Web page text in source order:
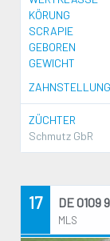
KÖRUNG
SCRAPIE
GEBOREN
GEWICHT
ZAHNSTELLUNG
ZÜCHTER
Schmutz GbR
17 DE 0109
MLS